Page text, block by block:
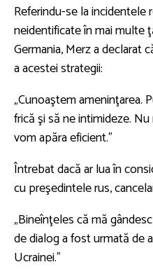
Referindu-se la incidentele
neidentificate în mai multe
Germania, Merz a declarat
a acestei strategii:
„Cunoaştem ameninţarea.
frică şi să ne intimideze.
vom apăra eficient.”
Întrebat dacă ar lua în
cu preşedintele rus,
„Bineînţeles că mă
de dialog a fost urmată de
Ucrainei.”